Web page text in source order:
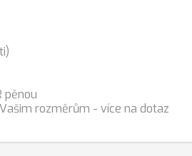
pěnou
rozměrům - více na dotaz